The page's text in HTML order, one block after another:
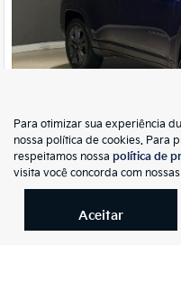
Co
mp
arti
lhe
COMPASS 1.3 T270
Para otimizar sua experiência
nossa política de cookies. Para
respeitamos nossa política de
visita você concorda com
Aceitar